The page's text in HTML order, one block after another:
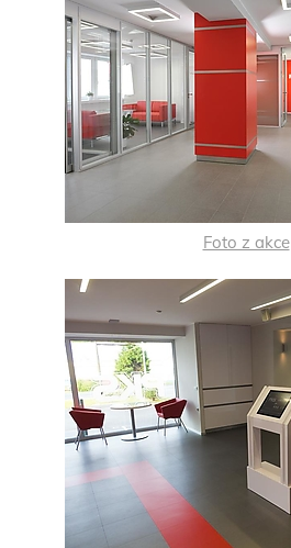
Foto z akce